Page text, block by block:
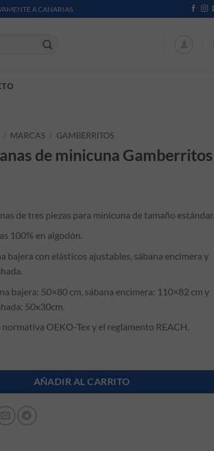
A CANARIAS
/ MARCAS / GAMBERRITOS
de minicuna Gamberritos
de tres piezas para minicuna de tamaño estándar.
100% en algodón.
bajera con elásticos ajustables, sábana encimera y
bajera: 50×80 cm, sábana encimera: 110×82 cm y
50x30cm.
normativa OEKO-Tex y el reglamento REACH.
AÑADIR AL CARRITO